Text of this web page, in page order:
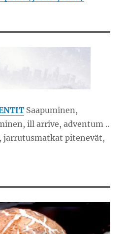
Saapuminen,
ill arrive, adventum ..
pitenevät,